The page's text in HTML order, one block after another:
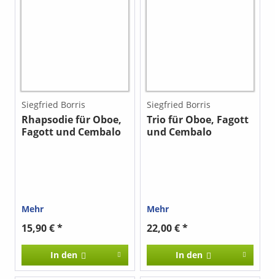
Siegfried Borris
Rhapsodie für Oboe,
Fagott und Cembalo
Mehr
15,90 € *
In den
Siegfried Borris
Trio für Oboe, Fagott
und Cembalo
Mehr
22,00 € *
In den